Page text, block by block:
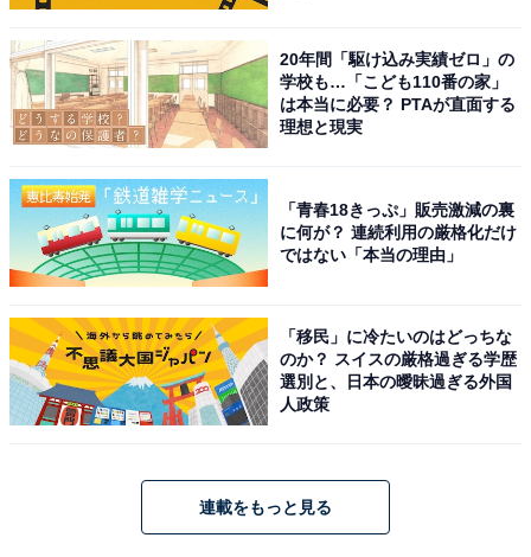
20年間「駆け込み実績ゼロ」の
学校も…「こども110番の家」
は本当に必要？ PTAが直面する
理想と現実
「青春18きっぷ」販売激減の裏
に何が？ 連続利用の厳格化だけ
ではない「本当の理由」
「移民」に冷たいのはどっちな
のか？ スイスの厳格過ぎる学歴
選別と、日本の曖昧過ぎる外国
人政策
連載をもっと見る